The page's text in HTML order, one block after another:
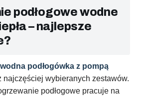
podłogowe wodne
– najlepsze
wodna podłogówka z pompą
najczęściej wybieranych zestawów.
podłogowe pracuje na